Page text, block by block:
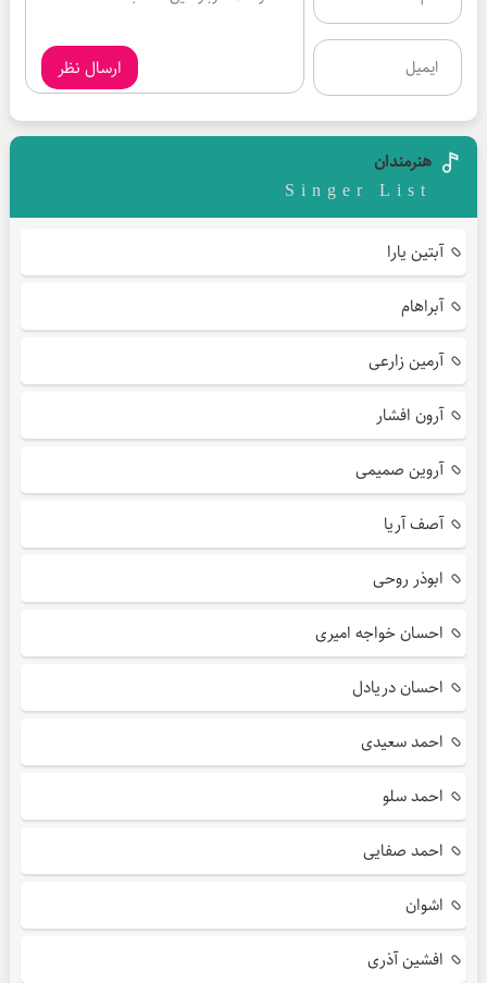
ارسال نظر
هنرمندان
Singer List
آبتین یارا
آبراهام
آرمین زارعی
آرون افشار
آروین صمیمی
آصف آریا
ابوذر روحی
احسان خواجه امیری
احسان دریادل
احمد سعیدی
احمد سلو
احمد صفایی
اشوان
افشین آذری